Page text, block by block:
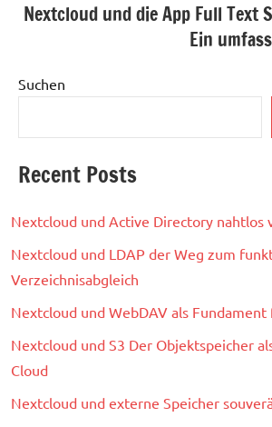
Nextcloud und die App Full Text
Ein
Suchen
Recent Posts
Nextcloud und Active Directory nahtlos
Nextcloud und LDAP der Weg zum
Verzeichnisabgleich
Nextcloud und WebDAV als
Nextcloud und S3 Der Objektspeicher
Cloud
Nextcloud und externe Speicher